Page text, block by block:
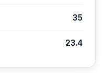
35
23.4